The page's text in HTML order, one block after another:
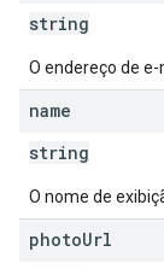
string
O endereço de
name
string
O nome de
photoUrl